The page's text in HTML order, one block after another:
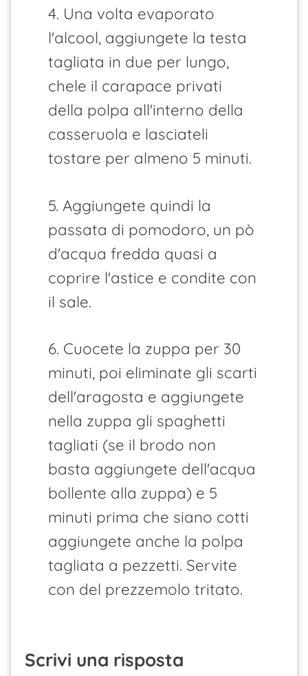
4. Una volta evaporato
l'alcool, aggiungete la testa
tagliata in due per lungo,
chele il carapace privati
della polpa all'interno della
casseruola e lasciateli
tostare per almeno 5 minuti.
5. Aggiungete quindi la
passata di pomodoro, un pò
d'acqua fredda quasi a
coprire l'astice e condite con
il sale.
6. Cuocete la zuppa per 30
minuti, poi eliminate gli scarti
dell'aragosta e aggiungete
nella zuppa gli spaghetti
tagliati (se il brodo non
basta aggiungete dell'acqua
bollente alla zuppa) e 5
minuti prima che siano cotti
aggiungete anche la polpa
tagliata a pezzetti. Servite
con del prezzemolo tritato.
Scrivi una risposta